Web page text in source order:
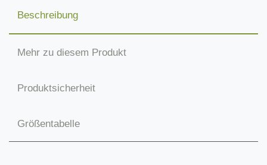
Beschreibung
Mehr zu diesem Produkt
Produktsicherheit
Größentabelle